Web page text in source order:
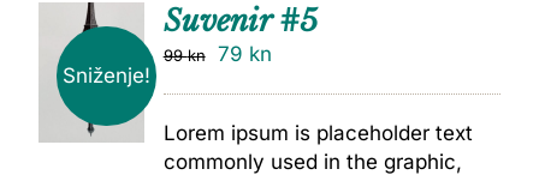
Sniženje!
DODAJ
Suvenir #5
99kn 79 kn
Lorem ipsum is placeholder text
commonly used in the graphic,